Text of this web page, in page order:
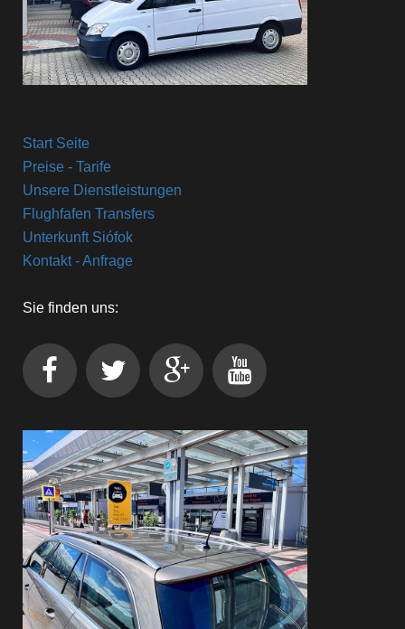
Start Seite
Preise - Tarife
Unsere Dienstleistungen
Flughfafen Transfers
Unterkunft Siófok
Kontakt - Anfrage
Sie finden uns: